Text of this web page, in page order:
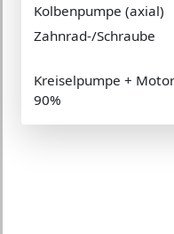
Kolbenpumpe (axial)
Zahnrad-/Schraube
Kreiselpumpe + Motor
90%